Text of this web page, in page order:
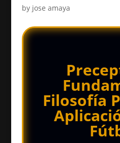
by jose amaya
Filosofía